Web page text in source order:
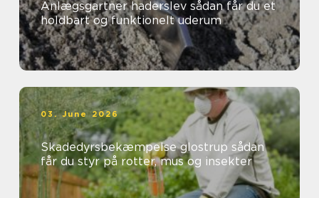
Anlægsgartner haderslev sådan får du et
holdbart og funktionelt uderum
03. June 2026
Skadedyrsbekæmpelse glostrup sådan
får du styr på rotter, mus og insekter